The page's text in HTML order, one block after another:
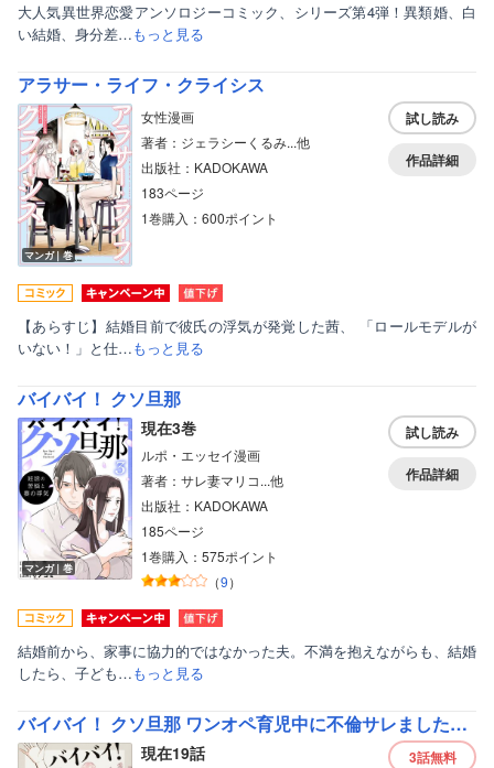
大人気異世界恋愛アンソロジーコミック、シリーズ第4弾！異類婚、白
い結婚、身分差…もっと見る
アラサー・ライフ・クライシス
マンガ｜巻
女性漫画
著者：ジェラシーくるみ...他
出版社：KADOKAWA
183ページ
1巻購入：600ポイント
試し読み
作品詳細
【あらすじ】結婚目前で彼氏の浮気が発覚した茜、 「ロールモデルが
いない！」と仕…もっと見る
バイバイ！ クソ旦那
マンガ｜巻
現在3巻
ルポ・エッセイ漫画
著者：サレ妻マリコ...他
出版社：KADOKAWA
185ページ
1巻購入：575ポイント
（9）
試し読み
作品詳細
結婚前から、家事に協力的ではなかった夫。不満を抱えながらも、結婚
したら、子ども…もっと見る
バイバイ！ クソ旦那 ワンオペ育児中に不倫サレました。【タテスク】【フルカラー】
現在19話 3話無料
ボーイズラブ
女性写真集